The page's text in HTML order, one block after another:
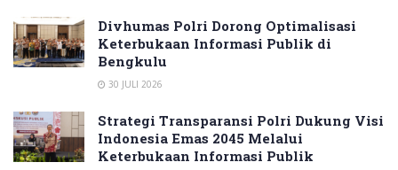
Divhumas Polri Dorong Optimalisasi
Keterbukaan Informasi Publik di
Bengkulu
30 JULI 2026
Strategi Transparansi Polri Dukung Visi
Indonesia Emas 2045 Melalui
Keterbukaan Informasi Publik